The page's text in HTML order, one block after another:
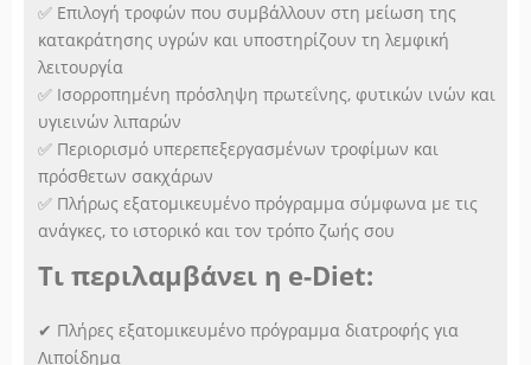
✅ Επιλογή τροφών που συμβάλλουν στη μείωση της
κατακράτησης υγρών και υποστηρίζουν τη λεμφική
λειτουργία
✅ Ισορροπημένη πρόσληψη πρωτεΐνης, φυτικών ινών και
υγιεινών λιπαρών
✅ Περιορισμό υπερεπεξεργασμένων τροφίμων και
πρόσθετων σακχάρων
✅ Πλήρως εξατομικευμένο πρόγραμμα σύμφωνα με τις
ανάγκες, το ιστορικό και τον τρόπο ζωής σου
Τι περιλαμβάνει η e-Diet:
✔ Πλήρες εξατομικευμένο πρόγραμμα διατροφής για
Λιποίδημα